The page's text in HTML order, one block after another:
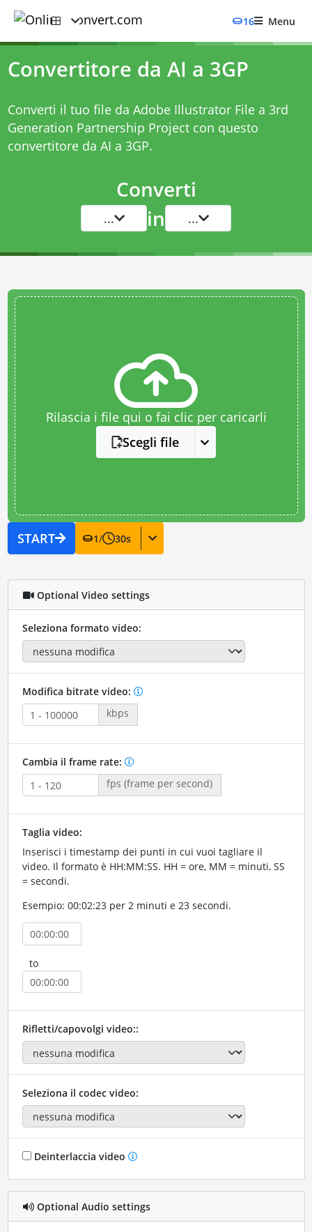
16 Menu
Convertitore da AI a 3GP
Converti il tuo file da Adobe Illustrator File a 3rd
Generation Partnership Project con questo
convertitore da AI a 3GP.
Converti
... in ...
Rilascia i file qui o fai clic per caricarli
Scegli file
START 1/ 30s
Optional Video settings
Seleziona formato video:
Modifica bitrate video:
kbps
Cambia il frame rate:
fps (frame per second)
Taglia video:
Inserisci i timestamp dei punti in cui vuoi tagliare il
video. Il formato è HH:MM:SS. HH = ore, MM = minuti, SS
= secondi.
Esempio: 00:02:23 per 2 minuti e 23 secondi.
to
Rifletti/capovolgi video::
Seleziona il codec video:
Deinterlaccia video
Optional Audio settings